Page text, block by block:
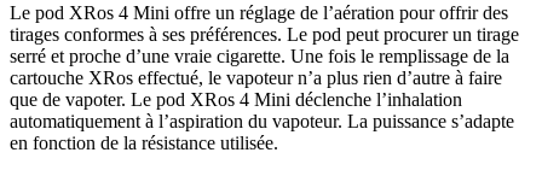
Le pod XRos 4 Mini offre un réglage de l’aération pour offrir des
tirages conformes à ses préférences. Le pod peut procurer un tirage
serré et proche d’une vraie cigarette. Une fois le remplissage de la
cartouche XRos effectué, le vapoteur n’a plus rien d’autre à faire
que de vapoter. Le pod XRos 4 Mini déclenche l’inhalation
automatiquement à l’aspiration du vapoteur. La puissance s’adapte
en fonction de la résistance utilisée.